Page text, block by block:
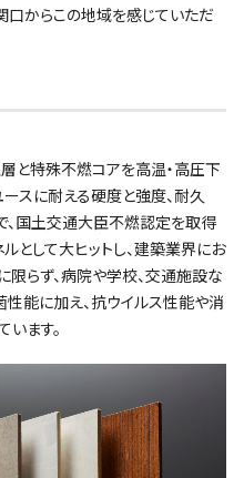
口からこの地域を感じていただ
と特殊不燃コアを高温・高圧下
スに耐える硬度と強度、耐久
、国土交通大臣不燃認定を取得
として大ヒットし、建築業界にお
限らず、病院や学校、交通施設な
性能に加え、抗ウイルス性能や消
ます。